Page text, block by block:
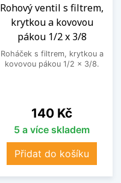
Rohový ventil s filtrem,
krytkou a kovovou
pákou 1/2 x 3/8
Roháček s filtrem, krytkou a
kovovou pákou 1/2 x 3/8.
Cena
140 Kč
5 a více skladem
Přidat do košíku